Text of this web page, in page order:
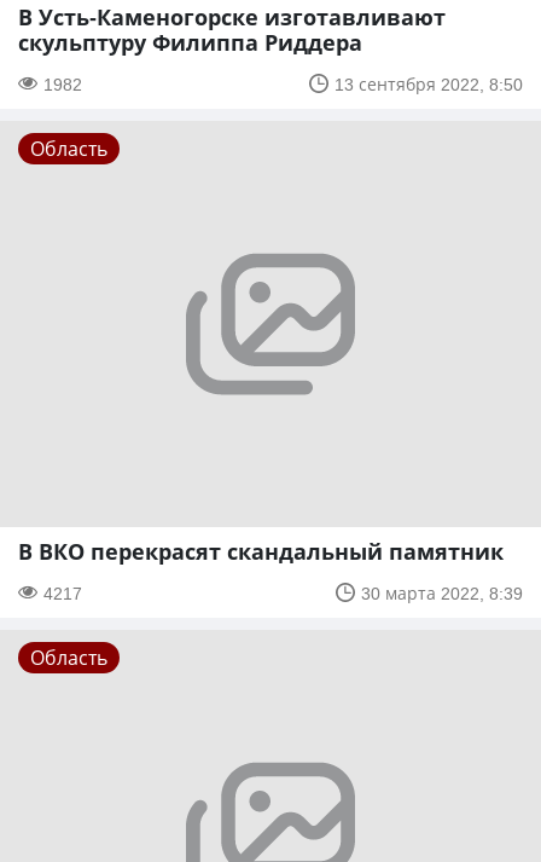
В Усть-Каменогорске изготавливают
скульптуру Филиппа Риддера
1982 13 сентября 2022, 8:50
Область
В ВКО перекрасят скандальный памятник
4217 30 марта 2022, 8:39
Область